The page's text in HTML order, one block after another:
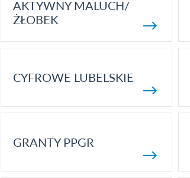
AKTYWNY MALUCH/
ŻŁOBEK
CYFROWE LUBELSKIE
GRANTY PPGR